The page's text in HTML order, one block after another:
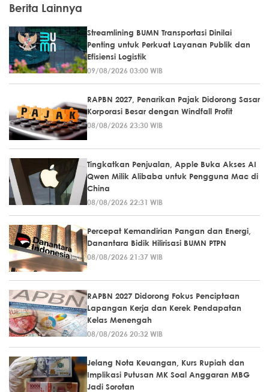
Berita Lainnya
Streamlining BUMN Transportasi Dinilai
Penting untuk Perkuat Layanan Publik dan
Efisiensi Logistik
09/08/2026 03:00 WIB
RAPBN 2027, Penarikan Pajak Didorong Sasar
Korporasi Besar dengan Windfall Profit
08/08/2026 23:30 WIB
Tingkatkan Penjualan, Apple Buka Akses AI
Qwen Milik Alibaba untuk Pengguna Mac di
China
08/08/2026 22:31 WIB
Percepat Kemandirian Pangan dan Energi,
Danantara Bidik Hilirisasi BUMN PTPN
08/08/2026 21:37 WIB
RAPBN 2027 Didorong Fokus Penciptaan
Lapangan Kerja dan Kerek Pendapatan
Kelas Menengah
08/08/2026 20:32 WIB
Jelang Nota Keuangan, Kurs Rupiah dan
Implikasi Putusan MK Soal Anggaran MBG
Jadi Sorotan